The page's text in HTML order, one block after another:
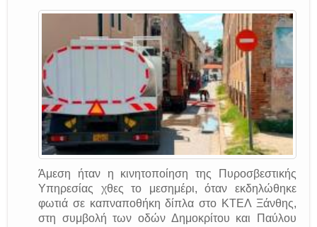
Άμεση ήταν η κινητοποίηση της Πυροσβεστικής
Υπηρεσίας χθες το μεσημέρι, όταν εκδηλώθηκε
φωτιά σε καπναποθήκη δίπλα στο ΚΤΕΛ Ξάνθης,
στη συμβολή των οδών Δημοκρίτου και Παύλου